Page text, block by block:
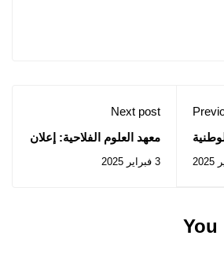
Next post
معهد العلوم الفلاحية: إعلان
/2025
3 فبراير 2025
You